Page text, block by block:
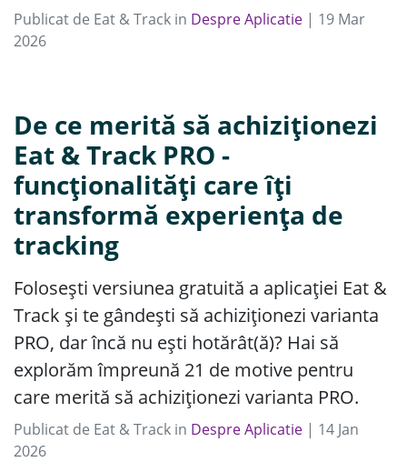
Publicat de Eat & Track in Despre Aplicatie | 19 Mar
2026
De ce merită să achiziționezi
Eat & Track PRO -
funcționalități care îți
transformă experiența de
tracking
Folosești versiunea gratuită a aplicației Eat &
Track și te gândești să achiziționezi varianta
PRO, dar încă nu ești hotărât(ă)? Hai să
explorăm împreună 21 de motive pentru
care merită să achiziționezi varianta PRO.
Publicat de Eat & Track in Despre Aplicatie | 14 Jan
2026